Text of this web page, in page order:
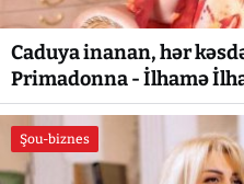
Caduya inanan, hər
Primadonna - İlhamə
Şou-biznes